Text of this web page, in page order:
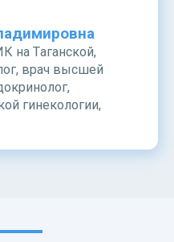
на Таганской,
врач высшей
гинекологии,